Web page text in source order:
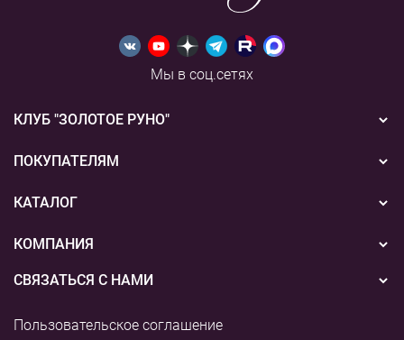
Мы в соц.сетях
КЛУБ "ЗОЛОТОЕ РУНО"
Новости
Акции
ПОКУПАТЕЛЯМ
Бонусная система
Подарочные сертификаты
Способы оплаты
КАТАЛОГ
Вышивка
Пряжа
КОМПАНИЯ
О нас
Наши магазины
СВЯЗАТЬСЯ С НАМИ
Пользовательское соглашение